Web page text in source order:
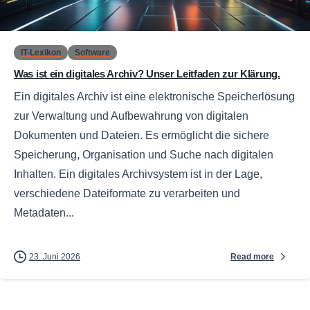
0
IT-Lexikon Software
Was ist ein digitales Archiv? Unser Leitfaden zur Klärung.
Ein digitales Archiv ist eine elektronische Speicherlösung
zur Verwaltung und Aufbewahrung von digitalen
Dokumenten und Dateien. Es ermöglicht die sichere
Speicherung, Organisation und Suche nach digitalen
Inhalten. Ein digitales Archivsystem ist in der Lage,
verschiedene Dateiformate zu verarbeiten und
Metadaten...
23. Juni 2026 Read more